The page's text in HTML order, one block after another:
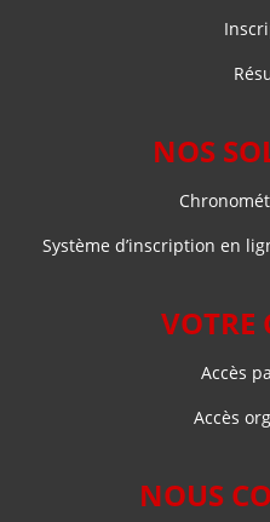
NOS
Système d’inscription en
VOTRE
Accès
Accès
NOUS